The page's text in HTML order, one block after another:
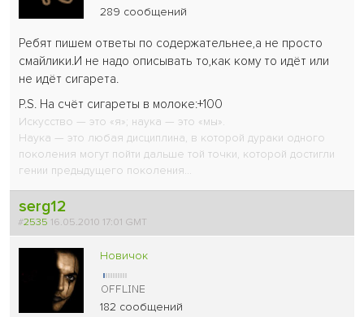
289 сообщений
Ребят пишем ответы по содержательнее,а не просто
смайлики.И не надо описывать то,как кому то идёт или
не идёт сигарета.
P.S. На счёт сигареты в молоке:+100
Искусство — это «я»; наука — это «мы».
Наука — это любая дисциплина, в которой дураки одного
поколения могут пойти дальше той точки, которой достигли
гении предыдущего поколения...
serg12
#2535 16.05.2010 17:01 GMT
Новичок
182 сообщений